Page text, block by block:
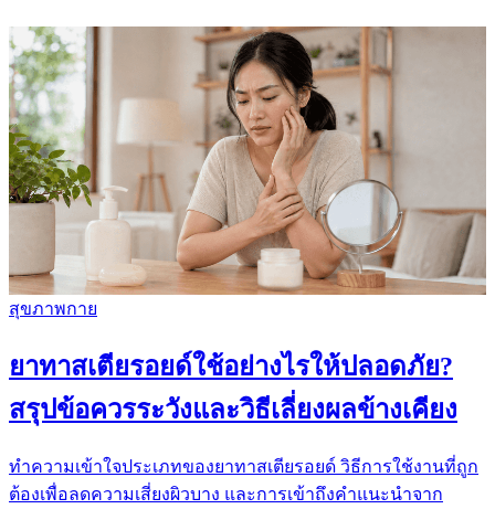
สุขภาพกาย
ยาทาสเตียรอยด์ใช้อย่างไรให้ปลอดภัย?
สรุปข้อควรระวังและวิธีเลี่ยงผลข้างเคียง
ทำความเข้าใจประเภทของยาทาสเตียรอยด์ วิธีการใช้งานที่ถูก
ต้องเพื่อลดความเสี่ยงผิวบาง และการเข้าถึงคำแนะนำจาก